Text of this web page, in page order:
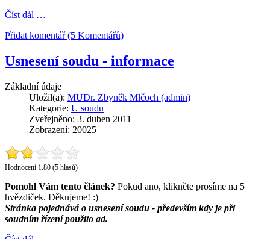
Číst dál …
Přidat komentář (5 Komentářů)
Usnesení soudu - informace
Základní údaje
Uložil(a): MUDr. Zbyněk Mlčoch (admin)
Kategorie: U soudu
Zveřejněno: 3. duben 2011
Zobrazení: 20025
Hodnocení 1.80 (5 hlasů)
Pomohl Vám tento článek? Pokud ano, klikněte prosíme na 5
hvězdiček. Děkujeme! :)
Stránka pojednává o usnesení soudu - především kdy je při
soudním řízení použito ad.